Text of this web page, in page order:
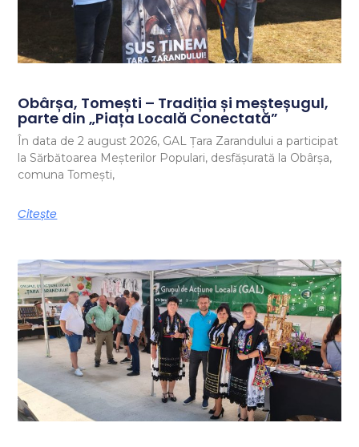
Obârșa, Tomești – Tradiția și meșteșugul,
parte din „Piața Locală Conectată”
În data de 2 august 2026, GAL Țara Zarandului a participat
la Sărbătoarea Meșterilor Populari, desfășurată la Obârșa,
comuna Tomești,
Citește